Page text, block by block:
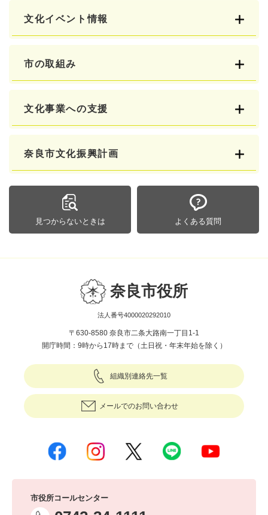
文化イベント情報
市の取組み
文化事業への支援
奈良市文化振興計画
見つからないときは よくある質問
奈良市役所
法人番号4000020292010
〒630-8580 奈良市二条大路南一丁目1-1
開庁時間：9時から17時まで（土日祝・年末年始を除く）
組織別連絡先一覧
メールでのお問い合わせ
市役所コールセンター